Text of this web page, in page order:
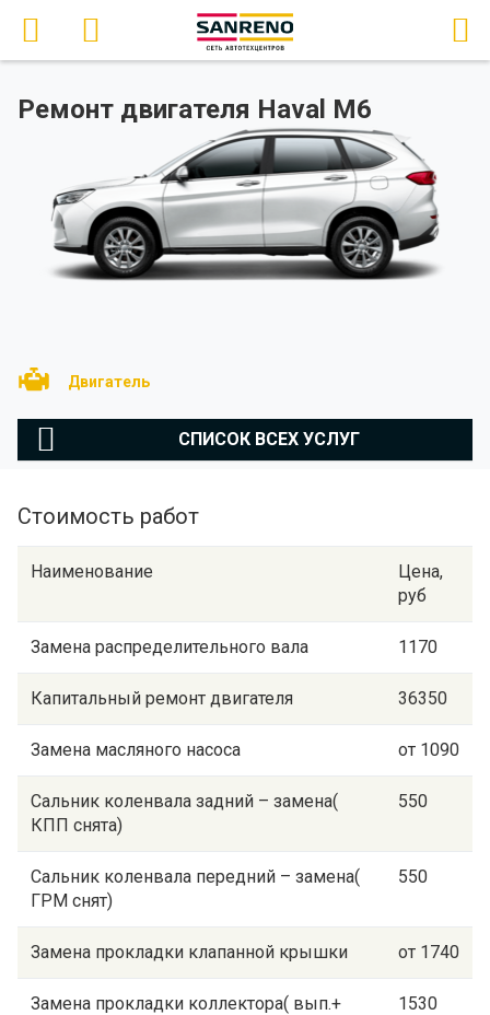
Ремонт двигателя Haval M6
Двигатель
СПИСОК ВСЕХ УСЛУГ
Стоимость работ
Наименование
Цена,
руб
Замена распределительного вала 1170
Капитальный ремонт двигателя 36350
Замена масляного насоса от 1090
Сальник коленвала задний – замена(
КПП снята)
550
Сальник коленвала передний – замена(
ГРМ снят)
550
Замена прокладки клапанной крышки от 1740
Замена прокладки коллектора( вып.+
1530